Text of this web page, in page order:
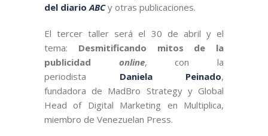
del diario ABCy otras publicaciones.
El tercer taller será el 30 de abril y el
tema: Desmitificando mitos de la
publicidad online, con la
periodista Daniela Peinado,
fundadora de MadBro Strategy y Global
Head of Digital Marketing en Multiplica,
miembro de Venezuelan Press.